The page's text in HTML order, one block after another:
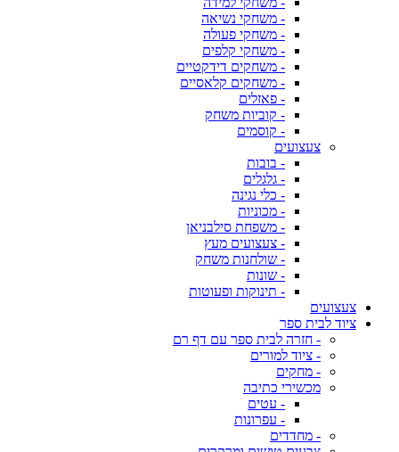
- משחקי נשיאה
- משחקי פעולה
- משחקי קלפים
- משחקים דידקטיים
- משחקים קלאסיים
- פאזלים
- קוביות משחק
- קוסמים
צעצועים
- בובות
- גלגלים
- כלי נגינה
- מכוניות
- משפחת סילבניאן
- צעצועים מעץ
- שולחנות משחק
- שונות
- תינוקות ופעוטות
צעצועים
ציוד לבית ספר
- חזרה לבית ספר עם דף רם
- ציוד למורים
- מחקים
מכשירי כתיבה
- עטים
- עפרונות
- מחדדים